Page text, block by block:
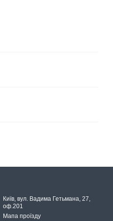
Київ, вул. Вадима Гетьмана, 27,
оф.201
Мапа проїзду